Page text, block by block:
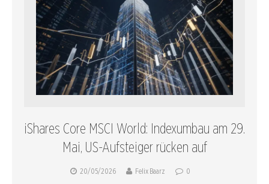
iShares Core MSCI World: Indexumbau am 29.
Mai, US-Aufsteiger rücken auf
20/05/2026 Felix Baarz 0